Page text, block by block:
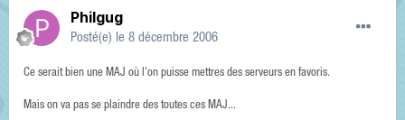
Philgug
Posté(e) le 8 décembre 2006
Ce serait bien une MAJ où l'on puisse mettres des serveurs en favoris.
Mais on va pas se plaindre des toutes ces MAJ...